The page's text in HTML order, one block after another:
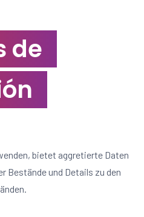
de
bietet aggretierte Daten
Bestände und Details zu den